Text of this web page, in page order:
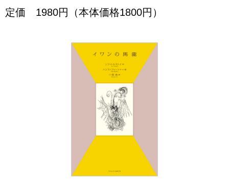
定価 1980円（本体価格1800円）